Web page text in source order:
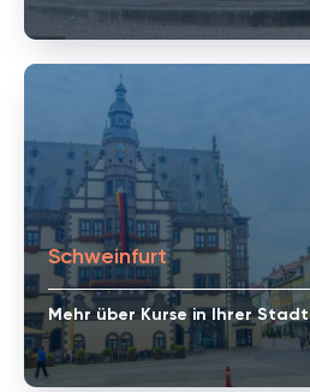
Schweinfurt
Mehr über Kurse in Ihrer Stadt